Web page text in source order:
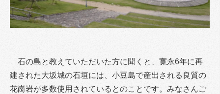
石の島と教えていただいた方に聞くと、寛永6年に再
建された大坂城の石垣には、小豆島で産出される良質の
花崗岩が多数使用されているとのことです。みなさんご